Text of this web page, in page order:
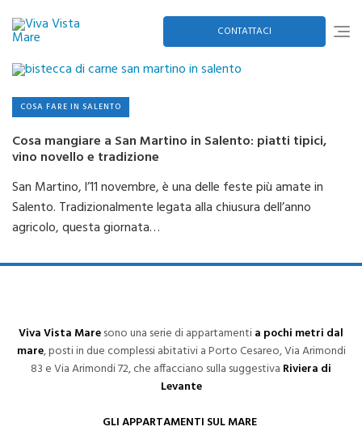
content CONTATTACI
COSA FARE IN SALENTO
Cosa mangiare a San Martino in Salento: piatti tipici,
vino novello e tradizione
San Martino, l’11 novembre, è una delle feste più amate in
Salento. Tradizionalmente legata alla chiusura dell’anno
agricolo, questa giornata…
Viva Vista Maresono una serie di appartamentia pochi metri dal
mare, posti in due complessi abitativi a Porto Cesareo, Via Arimondi
83 e Via Arimondi 72, che affacciano sulla suggestiva Riviera di
Levante
GLI APPARTAMENTI SUL MARE